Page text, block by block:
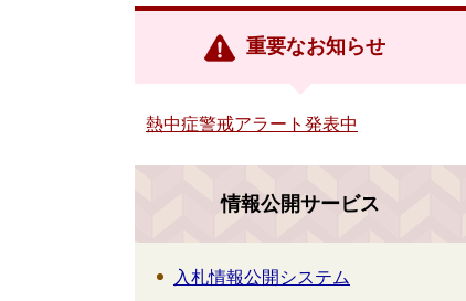
重要なお知らせ
熱中症警戒アラート発表中
情報公開サービス
入札情報公開システム